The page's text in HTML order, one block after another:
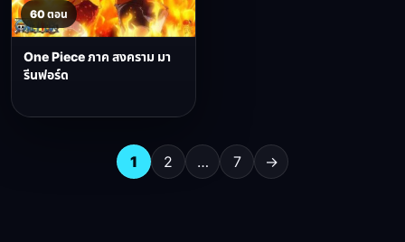
60 ตอน
One Piece ภาค สงคราม มา
รีนฟอร์ด
1 2 … 7 →